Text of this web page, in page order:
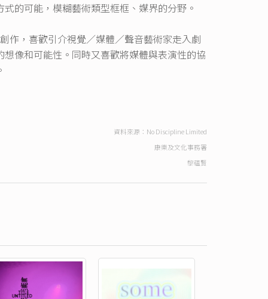
的可能，模糊藝術類型框框、媒界的分野。
作，喜歡引介視覺／媒體／聲音藝術家走入劇
像和可能性。同時又喜歡將媒體與表演性的協
資料來源：No Discipline Limited
康樂及文化事務署
黎蘊賢